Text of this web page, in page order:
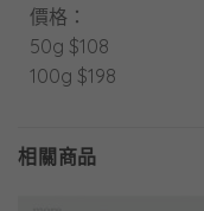
價格：
50g $108
100g $198
相關商品